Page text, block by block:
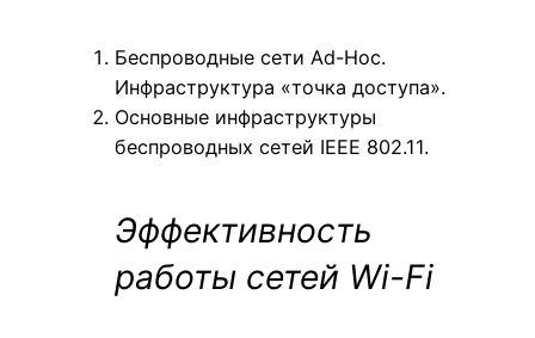
Беспроводные сети Ad-Hoc.
Инфраструктура «точка доступа».
Основные инфраструктуры
беспроводных сетей IEEE 802.11.
Эффективность
работы сетей Wi-Fi